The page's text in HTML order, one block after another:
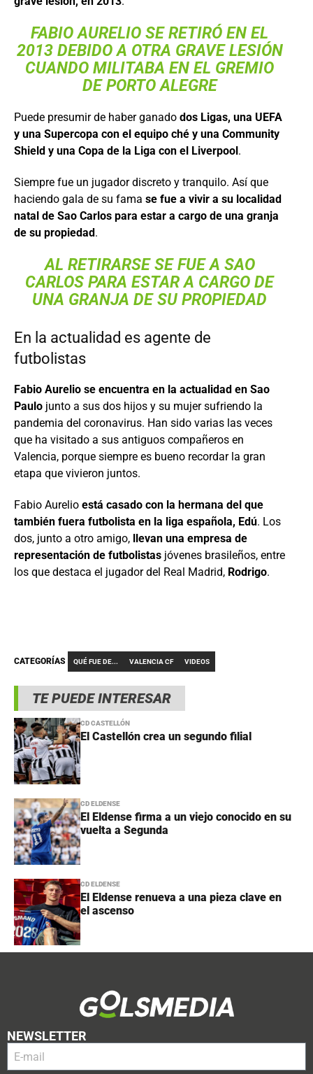
TE PUEDE INTERESAR
CD CASTELLÓN
El Castellón crea un segundo filial
CD ELDENSE
El Eldense firma a un viejo conocido en su
vuelta a Segunda
CD ELDENSE
El Eldense renueva a una pieza clave en
el ascenso
FABIO AURELIO SE RETIRÓ EN EL
2013 DEBIDO A OTRA GRAVE LESIÓN
CUANDO MILITABA EN EL GREMIO
DE PORTO ALEGRE
Puede presumir de haber ganado dos Ligas, una UEFA
y una Supercopa con el equipo ché y una Community
Shield y una Copa de la Liga con el Liverpool.
Siempre fue un jugador discreto y tranquilo. Así que
haciendo gala de su fama se fue a vivir a su localidad
natal de Sao Carlos para estar a cargo de una granja
de su propiedad.
AL RETIRARSE SE FUE A SAO
CARLOS PARA ESTAR A CARGO DE
UNA GRANJA DE SU PROPIEDAD
En la actualidad es agente de
futbolistas
Fabio Aurelio se encuentra en la actualidad en Sao
Paulo junto a sus dos hijos y su mujer sufriendo la
pandemia del coronavirus. Han sido varias las veces
que ha visitado a sus antiguos compañeros en
Valencia, porque siempre es bueno recordar la gran
etapa que vivieron juntos.
Fabio Aurelio está casado con la hermana del que
también fuera futbolista en la liga española, Edú. Los
dos, junto a otro amigo, llevan una empresa de
representación de futbolistas jóvenes brasileños, entre
los que destaca el jugador del Real Madrid, Rodrigo.
CATEGORÍAS QUÉ FUE DE... VALENCIA CF VIDEOS
NEWSLETTER